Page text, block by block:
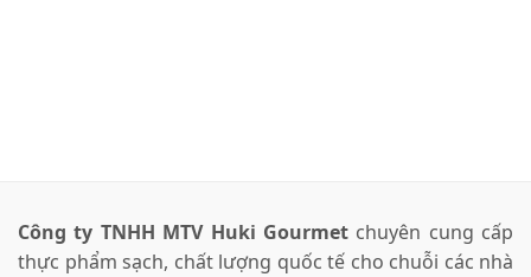
Công ty TNHH MTV Huki Gourmetchuyên cung cấp
thực phẩm sạch, chất lượng quốc tế cho chuỗi các nhà